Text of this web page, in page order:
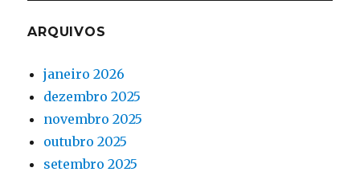
ARQUIVOS
janeiro 2026
dezembro 2025
novembro 2025
outubro 2025
setembro 2025